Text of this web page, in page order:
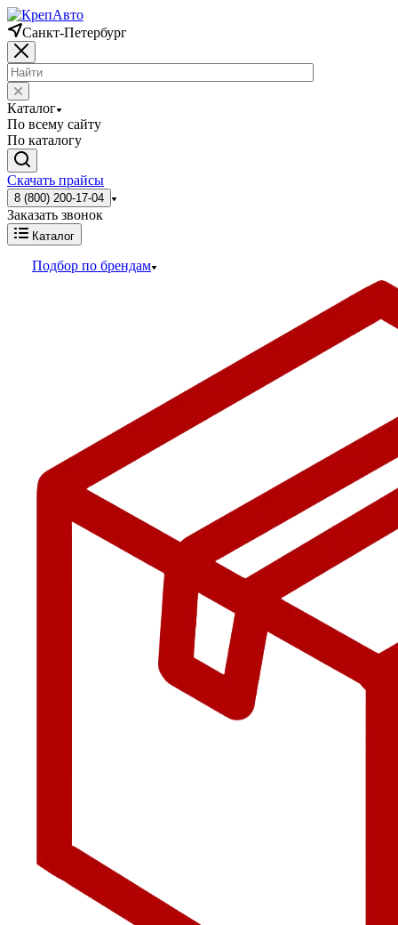
Санкт-Петербург
Каталог
По всему сайту
По каталогу
Скачать прайсы
8 (800) 200-17-04
Заказать звонок
Каталог
Подбор по брендам